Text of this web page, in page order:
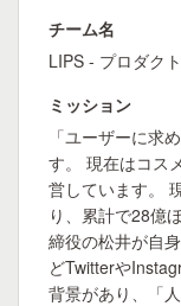
チーム名
LIPS - プロダク
ミッション
「ユーザーに求
す。 現在はコス
営しています。
り、累計で28億
締役の松井が自
どTwitterや
背景があり、「